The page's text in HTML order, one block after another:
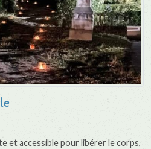
et accessible pour libérer le corps,